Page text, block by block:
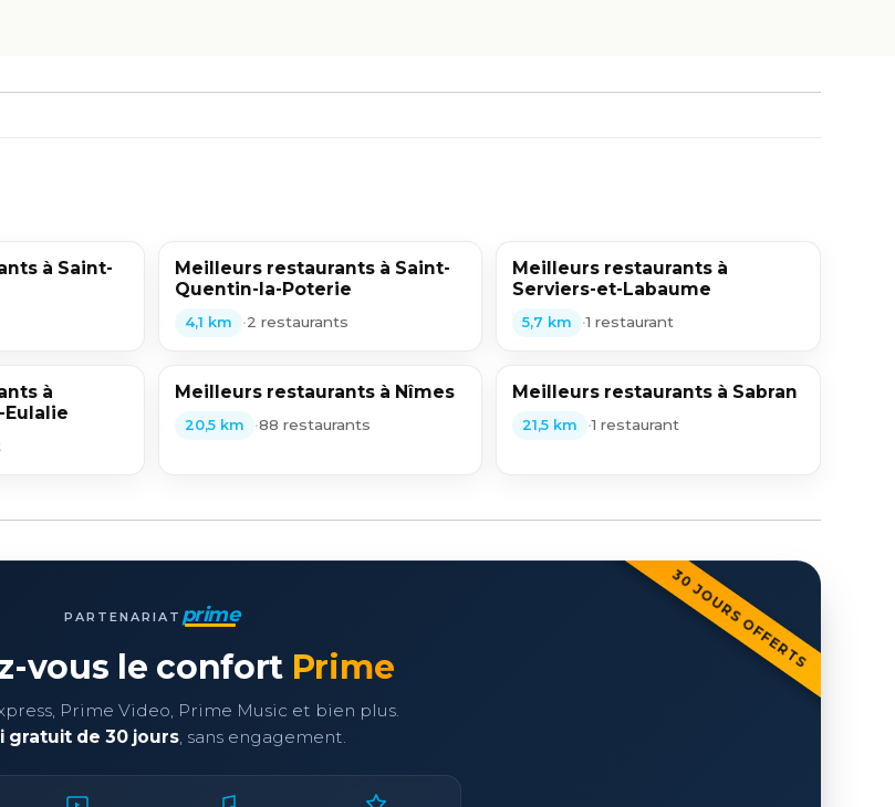
à Saint-
Meilleurs restaurants à Saint-
Quentin-la-Poterie
4,1 km •2 restaurants
Meilleurs restaurants à
Serviers-et-Labaume
5,7 km •1 restaurant
à
Meilleurs restaurants à Nîmes
20,5 km •88 restaurants
Meilleurs restaurants à Sabran
21,5 km •1 restaurant
30 JOURS OFFERTS
PARTENARIAT prime
vous le confort Prime
Prime Video, Prime Music et bien plus.
gratuit de 30 jours, sans engagement.